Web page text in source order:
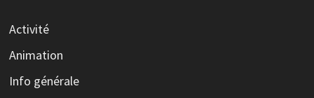
Activité
Animation
Info générale